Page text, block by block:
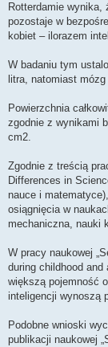
Rotterdamie
pozostaje w
kobiet – ilorazem
W badaniu tym
litra, natomiast
Powierzchnia
zgodnie z wynikami
cm2.
Zgodnie z treścią
Differences in
nauce i
osiągnięcia w
mechaniczna, nauki
W pracy naukowej
during childhood
większą pojemność
inteligencji wynoszą
Podobne wnioski
publikacji naukowej